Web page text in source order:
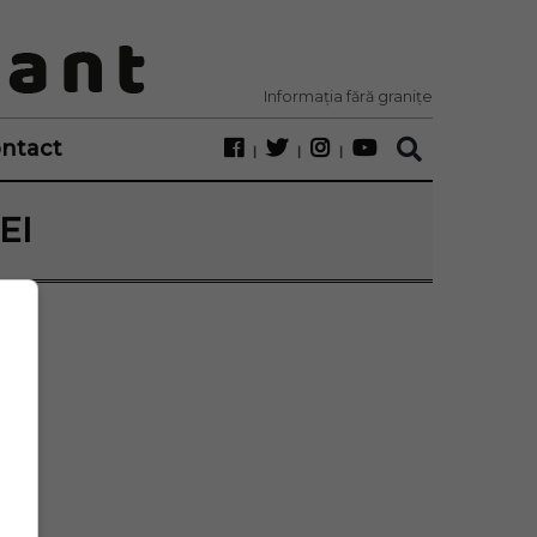
Informația fără granițe